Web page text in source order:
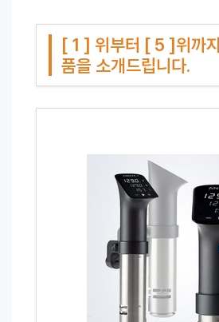
[ 1 ] 위부터 [ 5 ]위까
품을 소개드립니다.